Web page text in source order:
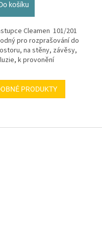
košíku
Cleamen 101/201
pro rozprašování do
na stěny, závěsy,
k provonění
PRODUKTY